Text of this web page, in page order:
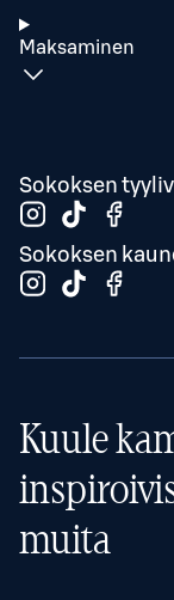
Maksaminen
Sokoksen
Sokoksen
Kuule
muita